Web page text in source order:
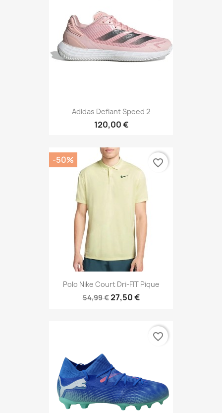
Adidas Defiant Speed 2
120,00 €
Polo Nike Court Dri-FIT Pique
54,99 €27,50 €
-50% favorite_border
favorite_border